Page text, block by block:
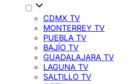
CDMX TV
MONTERREY TV
PUEBLA TV
BAJÍO TV
GUADALAJARA TV
LAGUNA TV
SALTILLO TV